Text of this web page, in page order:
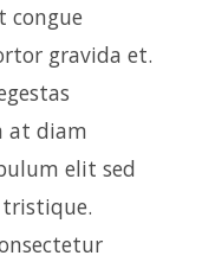
congue
gravida et.
at diam
elit sed